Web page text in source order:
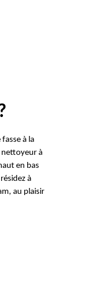
à la
nettoyeur à
en bas
à
au plaisir